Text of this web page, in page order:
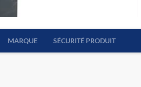
MARQUE SÉCURITÉ PRODUIT